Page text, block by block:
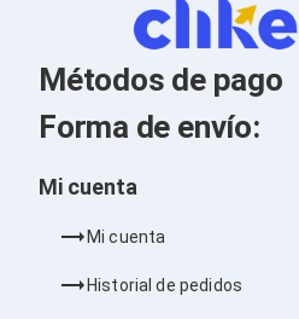
Accesorios para PC's
Bases para PC's
Kits de Herramientas
Candados para PC's
Protectores para PC's
Limpiadores para Electrónicos
Laptops
Workstations
Mini PC's
Métodos de pago
Forma de envío:
Mi cuenta
Mi cuenta
Historial de pedidos